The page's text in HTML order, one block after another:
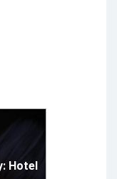
Hotel